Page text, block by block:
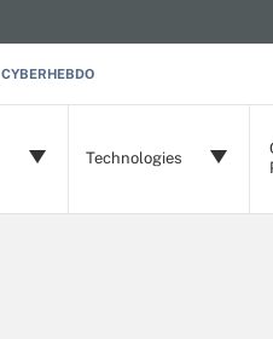
CYBERHEBDO
Technologies